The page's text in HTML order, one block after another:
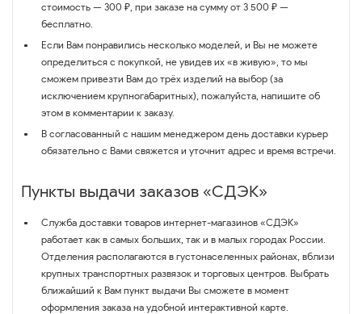
стоимость — 300 ₽, при заказе на сумму от 3 500 ₽ —
бесплатно.
Если Вам понравились несколько моделей, и Вы не можете
определиться с покупкой, не увидев их «в живую», то мы
сможем привезти Вам до трёх изделий на выбор (за
исключением крупногабаритных), пожалуйста, напишите об
этом в комментарии к заказу.
В согласованный с нашим менеджером день доставки курьер
обязательно с Вами свяжется и уточнит адрес и время встречи.
Пункты выдачи заказов «СДЭК»
Служба доставки товаров интернет-магазинов «СДЭК»
работает как в самых больших, так и в малых городах России.
Отделения располагаются в густонаселенных районах, вблизи
крупных транспортных развязок и торговых центров. Выбрать
ближайший к Вам пункт выдачи Вы сможете в момент
оформления заказа на удобной интерактивной карте.